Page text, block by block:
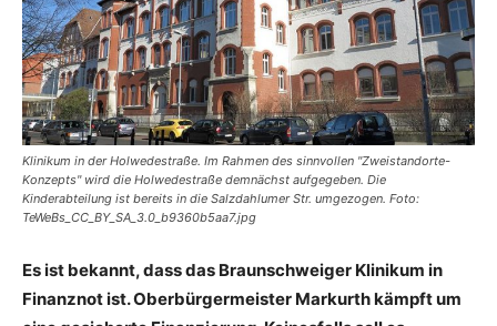
Klinikum in der Holwedestraße. Im Rahmen des sinnvollen "Zweistandorte-
Konzepts" wird die Holwedestraße demnächst aufgegeben. Die
Kinderabteilung ist bereits in die Salzdahlumer Str. umgezogen. Foto:
TeWeBs_CC_BY_SA_3.0_b9360b5aa7.jpg
Es ist bekannt, dass das Braunschweiger Klinikum in
Finanznot ist. Oberbürgermeister Markurth kämpft um